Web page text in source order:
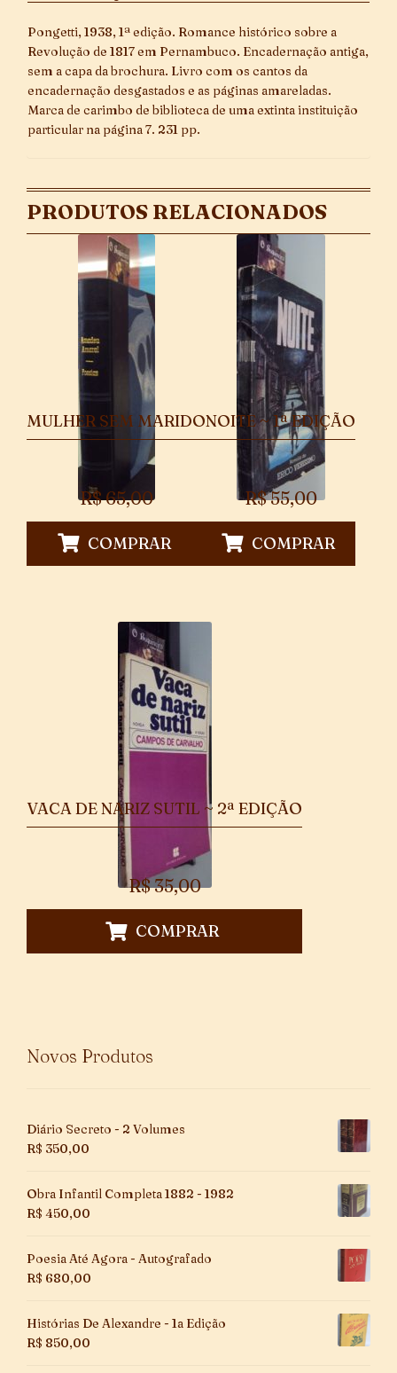
Pongetti, 1938, 1ª edição. Romance histórico sobre a
Revolução de 1817 em Pernambuco. Encadernação antiga,
sem a capa da brochura. Livro com os cantos da
encadernação desgastados e as páginas amareladas.
Marca de carimbo de biblioteca de uma extinta instituição
particular na página 7. 231 pp.
PRODUTOS RELACIONADOS
MULHER SEM MARIDO
R$65,00
COMPRAR
NOITE ~ 1ª EDIÇÃO
R$55,00
COMPRAR
VACA DE NARIZ SUTIL ~ 2ª EDIÇÃO
R$35,00
COMPRAR
Novos Produtos
Diário Secreto - 2 Volumes
R$ 350,00
Obra Infantil Completa 1882 - 1982
R$ 450,00
Poesia Até Agora - Autografado
R$ 680,00
Histórias De Alexandre - 1a Edição
R$ 850,00